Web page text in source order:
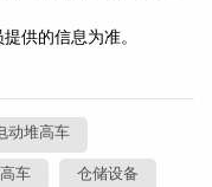
供的信息为准。
动堆高车
车 仓储设备